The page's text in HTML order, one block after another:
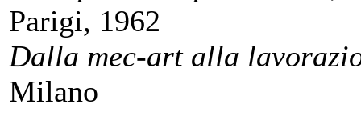
Parigi, 1962
Dalla mec-art alla
Milano